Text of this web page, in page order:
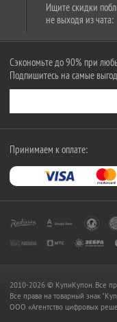
Ищите скидки
не выходя из чата:
Сэкономьте до 90% при
Подпишитесь на самые
Принимаем к оплате:
2010-2026 © КупиКупон. Все
Все права на товарный знак
OOO «Агентство цифровых